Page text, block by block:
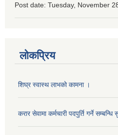
Post date: Tuesday, November
लोकप्रिय
शिघ्र स्वास्थ लाभको कामना ।
करार सेवामा कर्मचारी पदपुर्ति गर्ने सम्बन्धि